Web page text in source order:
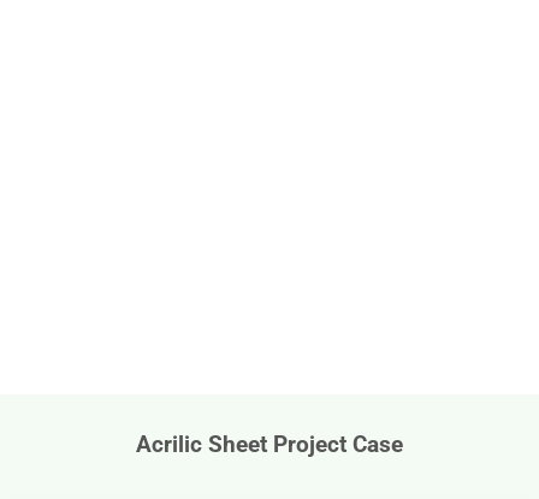
Acrilic Sheet Project Case